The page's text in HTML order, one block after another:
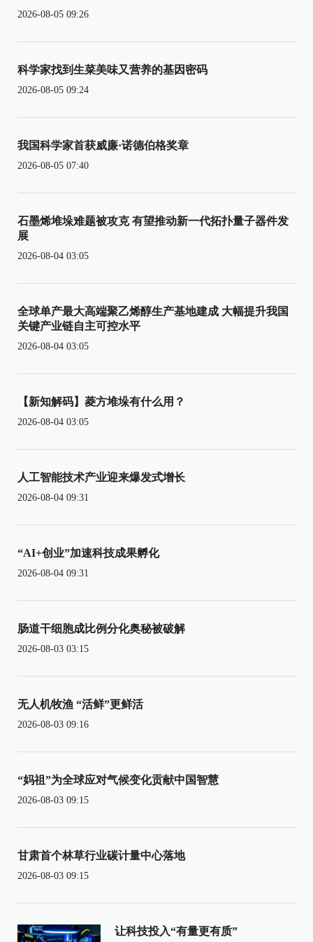
2026-08-05 09:26
科学家找到生菜美味又营养的基因密码
2026-08-05 09:24
我国科学家首获威廉·诺德伯格奖章
2026-08-05 07:40
石墨烯堆垛难题被攻克 有望推动新一代拓扑量子器件发
展
2026-08-04 03:05
全球单产最大高端聚乙烯醇生产基地建成 大幅提升我国
关键产业链自主可控水平
2026-08-04 03:05
【新知解码】菱方堆垛有什么用？
2026-08-04 03:05
人工智能技术产业迎来爆发式增长
2026-08-04 09:31
“AI+创业”加速科技成果孵化
2026-08-04 09:31
肠道干细胞成比例分化奥秘被破解
2026-08-03 03:15
无人机牧渔 “活鲜”更鲜活
2026-08-03 09:16
“妈祖”为全球应对气候变化贡献中国智慧
2026-08-03 09:15
甘肃首个林草行业碳计量中心落地
2026-08-03 09:15
让科技投入“有量更有质”